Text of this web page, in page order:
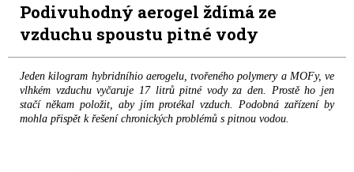
Podivuhodný aerogel ždímá ze
vzduchu spoustu pitné vody
Jeden kilogram hybridníhio aerogelu, tvořeného polymery a MOFy, ve
vlhkém vzduchu vyčaruje 17 litrů pitné vody za den. Prostě ho jen
stačí někam položit, aby jím protékal vzduch. Podobná zařízení by
mohla přispět k řešení chronických problémů s pitnou vodou.